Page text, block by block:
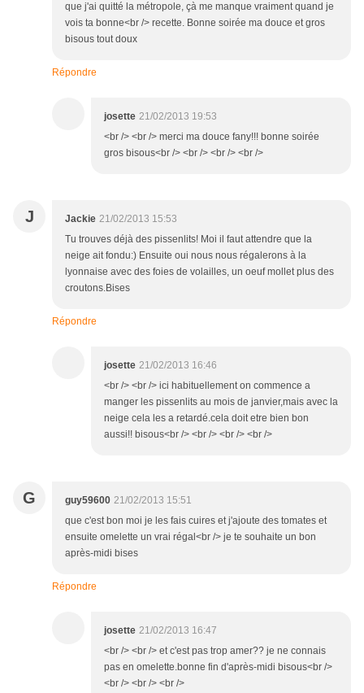
que j'ai quitté la métropole, çà me manque vraiment quand je
vois ta bonne<br /> recette. Bonne soirée ma douce et gros
bisous tout doux
Répondre
josette 21/02/2013 19:53
<br /> <br /> merci ma douce fany!!! bonne soirée
gros bisous<br /> <br /> <br /> <br />
J Jackie 21/02/2013 15:53
Tu trouves déjà des pissenlits! Moi il faut attendre que la
neige ait fondu:) Ensuite oui nous nous régalerons à la
lyonnaise avec des foies de volailles, un oeuf mollet plus des
croutons.Bises
Répondre
josette 21/02/2013 16:46
<br /> <br /> ici habituellement on commence a
manger les pissenlits au mois de janvier,mais avec la
neige cela les a retardé.cela doit etre bien bon
aussi!! bisous<br /> <br /> <br /> <br />
G guy59600 21/02/2013 15:51
que c'est bon moi je les fais cuires et j'ajoute des tomates et
ensuite omelette un vrai régal<br /> je te souhaite un bon
après-midi bises
Répondre
josette 21/02/2013 16:47
<br /> <br /> et c'est pas trop amer?? je ne connais
pas en omelette.bonne fin d'après-midi bisous<br />
<br /> <br /> <br />